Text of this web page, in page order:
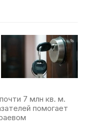
7 млн кв. м.
помогает